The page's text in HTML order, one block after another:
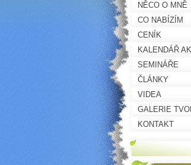
NĚCO O MNĚ
CO NABÍZÍM
CENÍK
KALENDÁŘ
SEMINÁŘE
ČLÁNKY
VIDEA
GALERIE
KONTAKT